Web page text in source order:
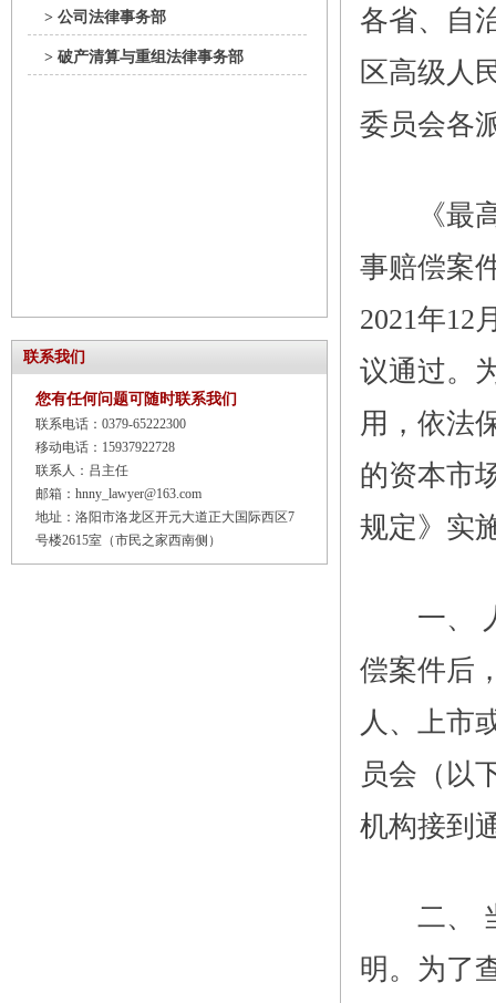
> 公司法律事务部
> 破产清算与重组法律事务部
联系我们
您有任何问题可随时联系我们
联系电话：0379-65222300
移动电话：15937922728
联系人：吕主任
邮箱：hnny_lawyer@163.com
地址：洛阳市洛龙区开元大道正大国际西区7
号楼2615室（市民之家西南侧）
各省、自
区高级人
委员会各
《最高
事赔偿案
2021年12
议通过。
用，依法
的资本市
规定》实
一、 人
偿案件后
人、上市
员会（以
机构接到
二、 当
明。为了